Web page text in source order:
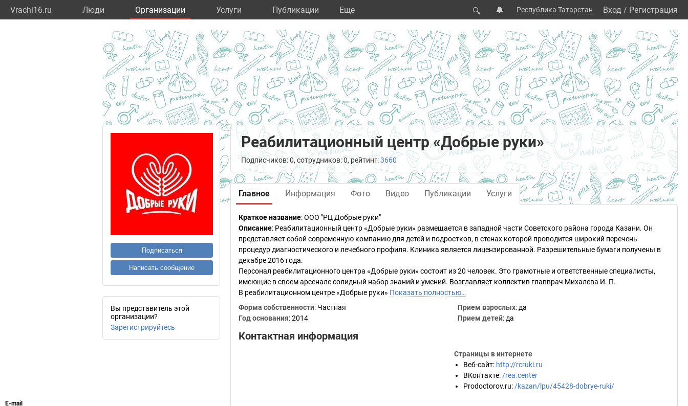
Vrachi16.ru Люди Организации Услуги Публикации Eще 🔍 🔔 Республика Татарстан Вход / Регистрация
Подписаться
Написать сообщение
Вы представитель этой
организации?
Зарегистрируйтесь
Реабилитационный центр «Добрые руки»
Подписчиков: 0, сотрудников: 0, рейтинг:3660
Главное Информация Фото Видео Публикации Услуги
Краткое название:ООО "РЦ Добрые руки"
Описание: Реабилитационный центр «Добрые руки» размещается в западной части Советского района города Казани. Он
представляет собой современную компанию для детей и подростков, в стенах которой проводится широкий перечень
процедур диагностического и лечебного профиля. Клиника является лицензированной. Разрешительные бумаги получены в
декабре 2016 года.
Персонал реабилитационного центра «Добрые руки» состоит из 20 человек. Это грамотные и ответственные специалисты,
имеющие в своем арсенале солидный набор знаний и умений. Возглавляет коллектив главврач Михалева И. П.
В реабилитационном центре «Добрые руки» Показать полностью…
Форма собственности: Частная
Год основания:2014
Прием взрослых: да
Прием детей: да
Контактная информация
Страницы в интернете
Веб-сайт: http://rcruki.ru
ВКонтакте: /rea.center
Prodoctorov.ru: /kazan/lpu/45428-dobrye-ruki/